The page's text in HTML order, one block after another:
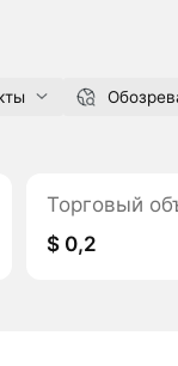
Торговый
$ 0,2